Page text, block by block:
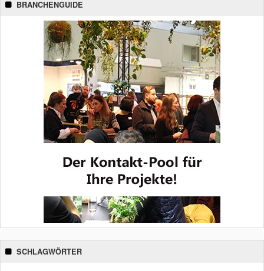
BRANCHENGUIDE
SCHLAGWÖRTER